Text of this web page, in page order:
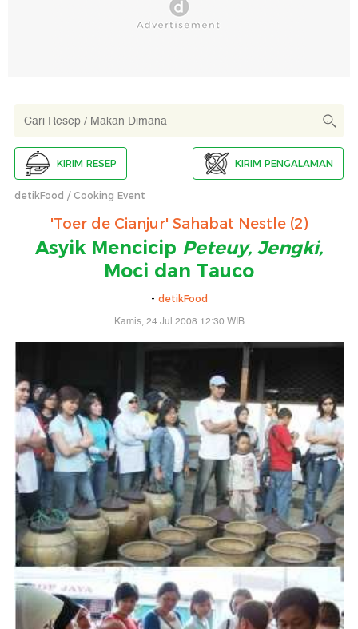
KIRIM RESEP KIRIM PENGALAMAN
detikFood Cooking Event
'Toer de Cianjur' Sahabat Nestle (2)
Asyik Mencicip Peteuy, Jengki,
Moci dan Tauco
- detikFood
Kamis, 24 Jul 2008 12:30 WIB